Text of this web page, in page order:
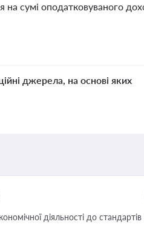
на сумі оподатковуваного
джерела, на основі яких
діяльності до